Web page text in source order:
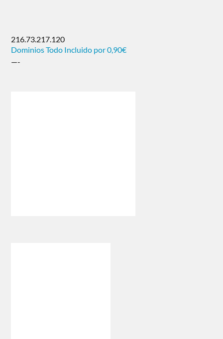
216.73.217.120
Dominios Todo Incluido por 0,90€
—-